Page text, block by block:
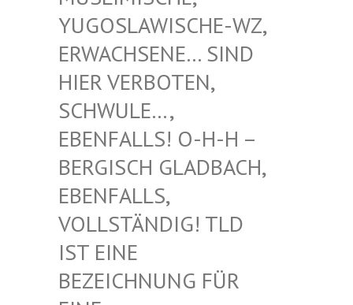
AWISCHE-WZ, ERWACH
SENE… SIND HIER V
ERBOTEN, SCHWUL
E…, EBENFA
LLS! O-H-H – BERGIS
CH GLADBACH, EBENFA
LLS, VOLLST
ÄNDIG! TLD IST EI
NE BEZEIC
HNUNG FÜR EINE D